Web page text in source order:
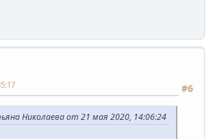
#6
Николаева от 21 мая 2020, 14:06:24